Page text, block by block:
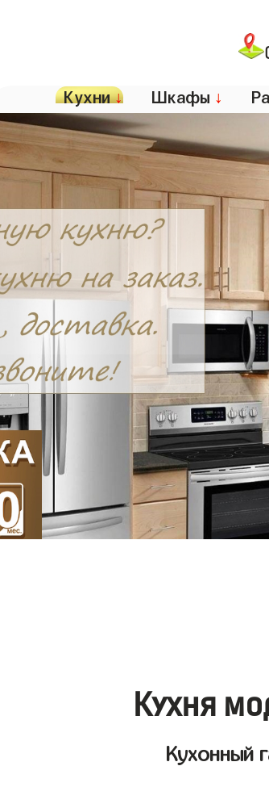
Кухни↓ Шкафы ↓
Кухня
Кухонный